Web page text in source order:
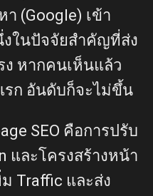
(Google) เข้า
งในปัจจัยสำคัญที่ส่ง
ง หากคนเห็นแล้ว
รก อันดับก็จะไม่ขึ้น
SEO คือการปรับ
และโครงสร้างหน้า
Traffic และส่ง